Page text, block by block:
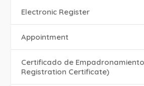
Electronic Register
Appointment
Certificado de
Registration Certificate)